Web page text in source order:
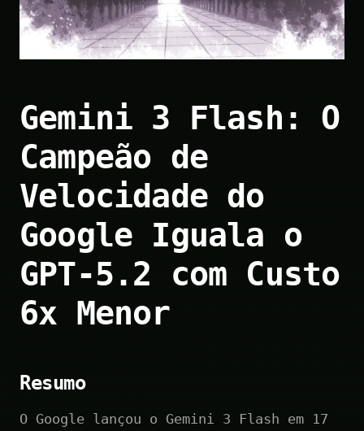
Gemini 3 Flash: O
Campeão de
Velocidade do
Google Iguala o
GPT-5.2 com Custo
6x Menor
Resumo
O Google lançou o Gemini 3 Flash em 17